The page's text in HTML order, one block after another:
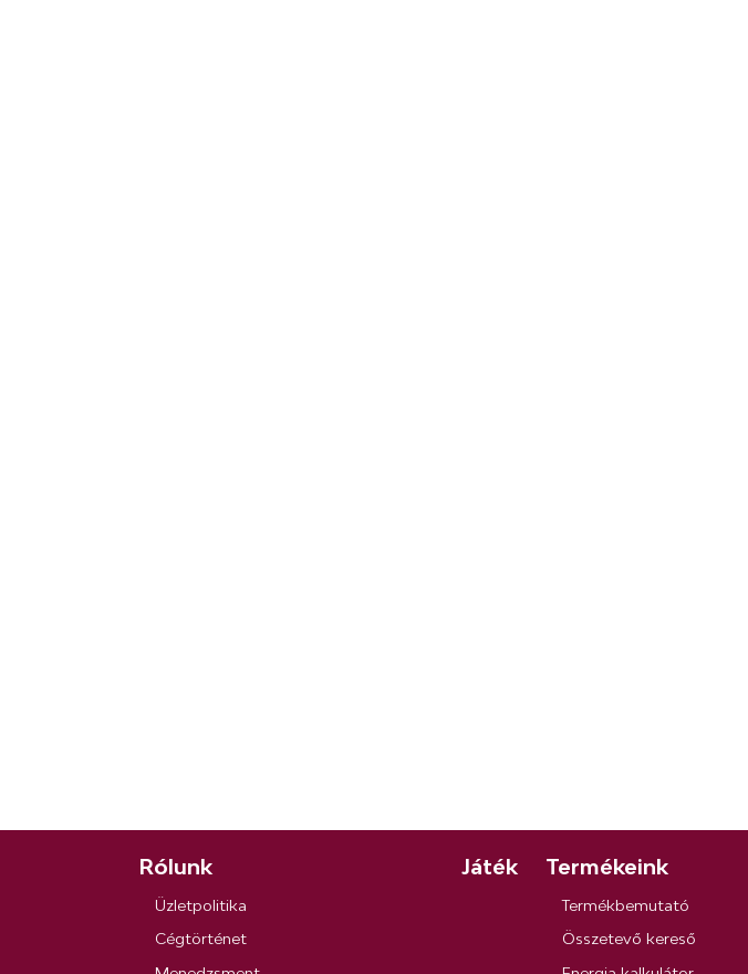
Rólunk
Üzletpolitika
Cégtörténet
Játék Termékeink
Termékbemutató
Összetevő kereső